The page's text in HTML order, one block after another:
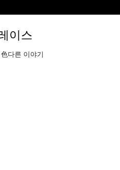
이스
다른 이야기